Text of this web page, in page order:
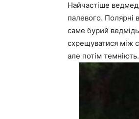
Найчастіше
палевого. Полярні
саме бурий
схрещуватися між
але потім темніють.